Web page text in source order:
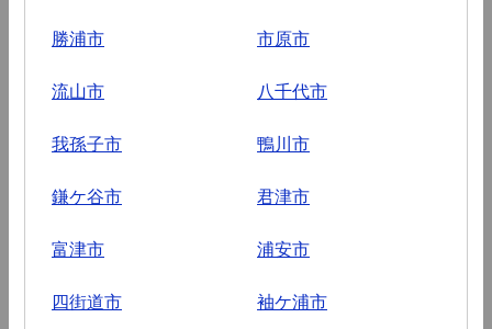
勝浦市 市原市
流山市 八千代市
我孫子市 鴨川市
鎌ケ谷市 君津市
富津市 浦安市
四街道市 袖ケ浦市